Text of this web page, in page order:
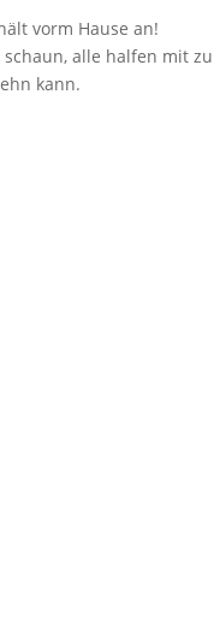
vorm Hause an!
alle halfen mit zu
kann.